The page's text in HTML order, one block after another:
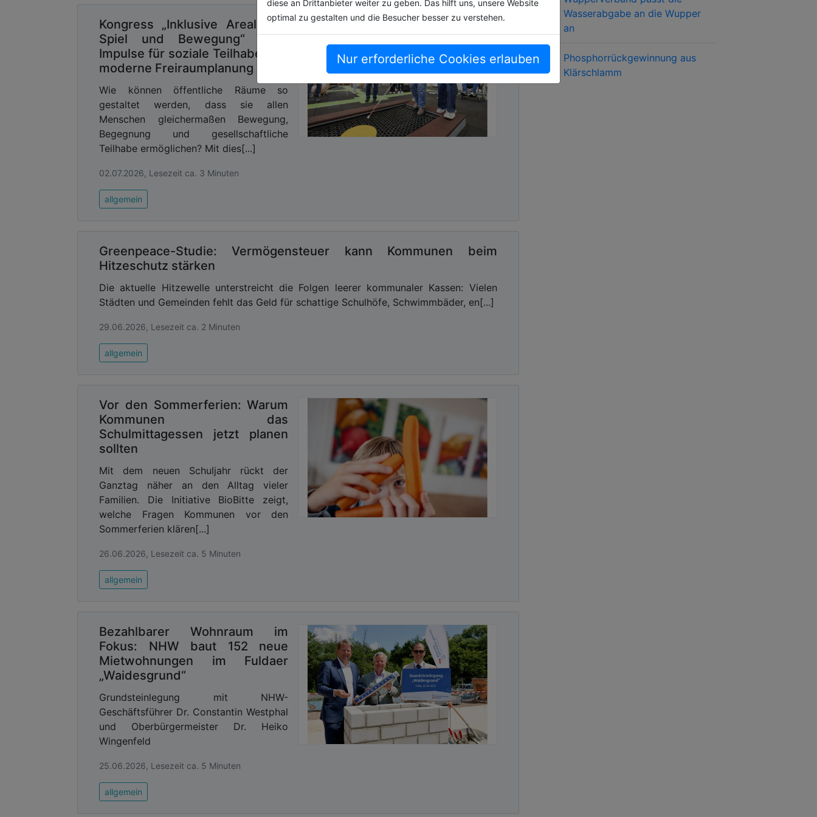
diese an Drittanbieter weiter zu geben. Das hilft uns, unsere Website
optimal zu gestalten und die Besucher besser zu verstehen.
Nur erforderliche Cookies erlauben
Kongress „Inklusive Areale für
Spiel und Bewegung“ setzt
Impulse für soziale Teilhabe und
moderne Freiraumplanung
Wie können öffentliche Räume so
gestaltet werden, dass sie allen
Menschen gleichermaßen Bewegung,
Begegnung und gesellschaftliche
Teilhabe ermöglichen? Mit dies[...]
02.07.2026, Lesezeit ca. 3 Minuten
allgemein
Greenpeace-Studie: Vermögensteuer kann Kommunen beim
Hitzeschutz stärken
Die aktuelle Hitzewelle unterstreicht die Folgen leerer kommunaler Kassen: Vielen
Städten und Gemeinden fehlt das Geld für schattige Schulhöfe, Schwimmbäder, en[...]
29.06.2026, Lesezeit ca. 2 Minuten
allgemein
Vor den Sommerferien: Warum
Kommunen das
Schulmittagessen jetzt planen
sollten
Mit dem neuen Schuljahr rückt der
Ganztag näher an den Alltag vieler
Familien. Die Initiative BioBitte zeigt,
welche Fragen Kommunen vor den
Sommerferien klären[...]
26.06.2026, Lesezeit ca. 5 Minuten
allgemein
Bezahlbarer Wohnraum im
Fokus: NHW baut 152 neue
Mietwohnungen im Fuldaer
„Waidesgrund“
Grundsteinlegung mit NHW-
Geschäftsführer Dr. Constantin Westphal
und Oberbürgermeister Dr. Heiko
Wingenfeld
25.06.2026, Lesezeit ca. 5 Minuten
allgemein
Wasserabgabe an die Wupper
an
Phosphorrückgewinnung aus
Klärschlamm